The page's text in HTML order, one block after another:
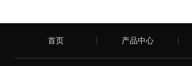
首页 产品中心